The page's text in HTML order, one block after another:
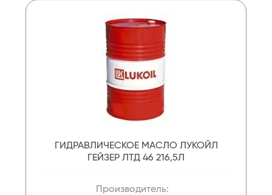
ГИДРАВЛИЧЕСКОЕ МАСЛО ЛУКОЙЛ
ГЕЙЗЕР ЛТД 46 216,5Л
Производитель: